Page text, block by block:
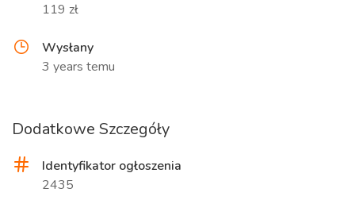
119 zł
Wysłany
3 years temu
Dodatkowe Szczegóły
Identyfikator ogłoszenia
2435